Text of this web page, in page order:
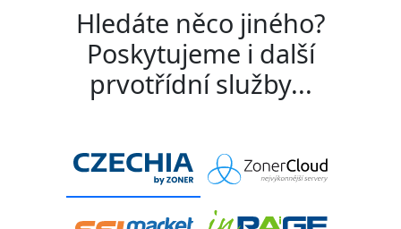
Hledáte něco jiného?
Poskytujeme i další
prvotřídní služby...